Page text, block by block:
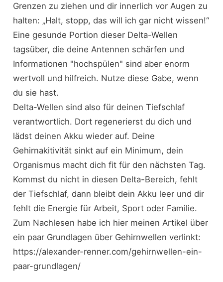
Grenzen zu ziehen und dir innerlich vor Augen zu
halten: „Halt, stopp, das will ich gar nicht wissen!“
Eine gesunde Portion dieser Delta-Wellen
tagsüber, die deine Antennen schärfen und
Informationen "hochspülen" sind aber enorm
wertvoll und hilfreich. Nutze diese Gabe, wenn
du sie hast.
Delta-Wellen sind also für deinen Tiefschlaf
verantwortlich. Dort regenerierst du dich und
lädst deinen Akku wieder auf. Deine
Gehirnakitivität sinkt auf ein Minimum, dein
Organismus macht dich fit für den nächsten Tag.
Kommst du nicht in diesen Delta-Bereich, fehlt
der Tiefschlaf, dann bleibt dein Akku leer und dir
fehlt die Energie für Arbeit, Sport oder Familie.
Zum Nachlesen habe ich hier meinen Artikel über
ein paar Grundlagen über Gehirnwellen verlinkt:
https://alexander-renner.com/gehirnwellen-ein-
paar-grundlagen/